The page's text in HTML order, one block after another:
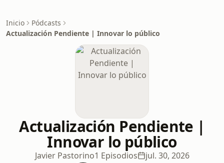
Inicio
Pódcasts
Actualización Pendiente | Innovar lo público
Actualización Pendiente |
Innovar lo público
Javier Pastorino1 Episodios jul. 30, 2026